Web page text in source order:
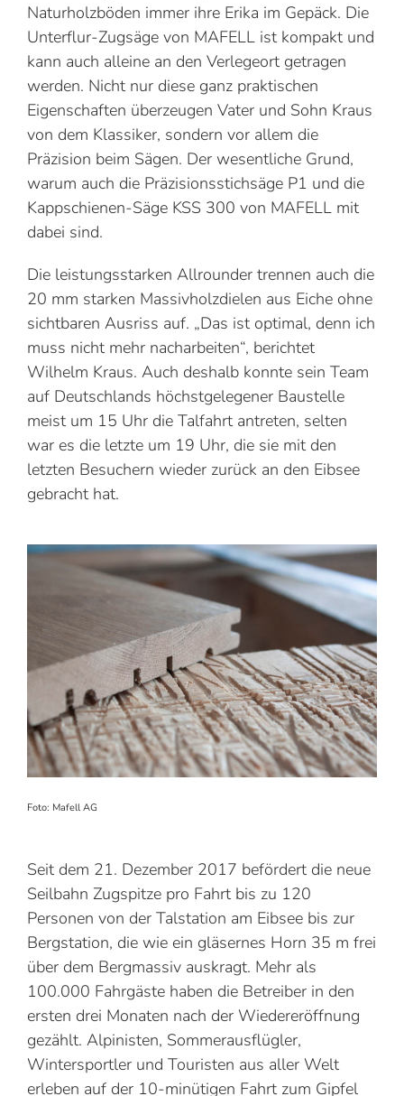
Naturholzböden immer ihre Erika im Gepäck. Die
Unterflur-Zugsäge von MAFELL ist kompakt und
kann auch alleine an den Verlegeort getragen
werden. Nicht nur diese ganz praktischen
Eigenschaften überzeugen Vater und Sohn Kraus
von dem Klassiker, sondern vor allem die
Präzision beim Sägen. Der wesentliche Grund,
warum auch die Präzisionsstichsäge P1 und die
Kappschienen-Säge KSS 300 von MAFELL mit
dabei sind.
Die leistungsstarken Allrounder trennen auch die
20 mm starken Massivholzdielen aus Eiche ohne
sichtbaren Ausriss auf. „Das ist optimal, denn ich
muss nicht mehr nacharbeiten“, berichtet
Wilhelm Kraus. Auch deshalb konnte sein Team
auf Deutschlands höchstgelegener Baustelle
meist um 15 Uhr die Talfahrt antreten, selten
war es die letzte um 19 Uhr, die sie mit den
letzten Besuchern wieder zurück an den Eibsee
gebracht hat.
Foto: Mafell AG
Seit dem 21. Dezember 2017 befördert die neue
Seilbahn Zugspitze pro Fahrt bis zu 120
Personen von der Talstation am Eibsee bis zur
Bergstation, die wie ein gläsernes Horn 35 m frei
über dem Bergmassiv auskragt. Mehr als
100.000 Fahrgäste haben die Betreiber in den
ersten drei Monaten nach der Wiedereröffnung
gezählt. Alpinisten, Sommerausflügler,
Wintersportler und Touristen aus aller Welt
erleben auf der 10-minütigen Fahrt zum Gipfel